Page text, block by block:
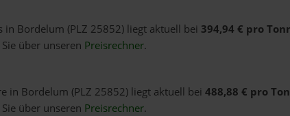
in Bordelum (PLZ 25852) liegt aktuell bei 394,94 € pro
über unseren Preisrechner.
in Bordelum (PLZ 25852) liegt aktuell bei 488,88 € pro
über unseren Preisrechner.